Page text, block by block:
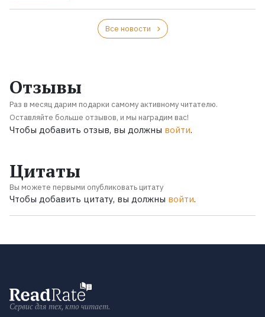
Все новости
Отзывы
Раз в месяц дарим подарки самому активному читателю.
Оставляйте больше отзывов, и мы наградим вас!
Чтобы добавить отзыв, вы должны войти.
Цитаты
Вы можете первыми опубликовать цитату
Чтобы добавить цитату, вы должны войти.
Сервис для тех, кто читает.